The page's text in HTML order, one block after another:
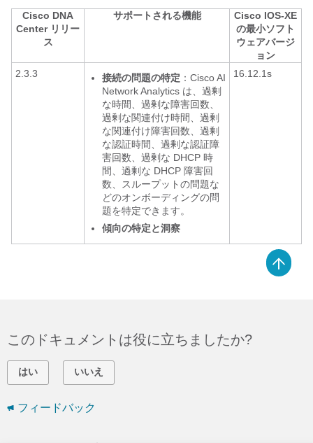
Cisco DNA
Centerリリー
ス
サポートされる機能
Cisco IOS-XE
の最小ソフト
ウェアバージ
ョン
2.3.3
接続の問題の特定 ： Cisco AI
Network Analytics は、過剰
な時間、過剰な障害回数、
過剰な関連付け時間、過剰
な関連付け障害回数、過剰
な認証時間、過剰な認証障
害回数、過剰な DHCP 時
間、過剰な DHCP 障害回
数、スループットの問題な
どのオンボーディングの問
題を特定できます。
傾向の特定と洞察
16.12.1s
このドキュメントは役に立ちましたか?
はい いいえ
フィードバック